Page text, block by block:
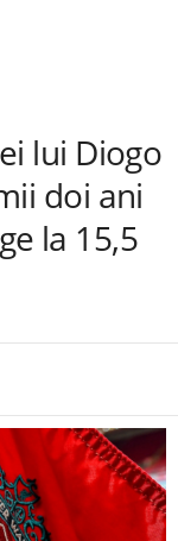
lui Diogo
doi ani
la 15,5